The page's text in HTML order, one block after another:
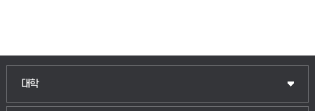
대학
인문융합공공인재학부